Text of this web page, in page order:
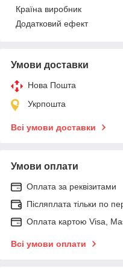
Країна виробник
Додатковий ефект
Умови доставки
Нова Пошта
Укрпошта
Всі умови доставки
Умови оплати
Оплата за реквізитами
Післяплата тільки по
Оплата картою Visa,
Всі умови оплати